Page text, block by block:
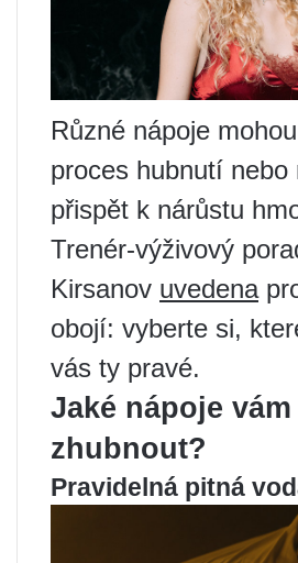
Různé nápoje
proces hubnutí nebo
přispět k nárůstu
Trenér-výživový
Kirsanov uvedena
obojí: vyberte si,
vás ty pravé.
Jaké nápoje
zhubnout?
Pravidelná pitná